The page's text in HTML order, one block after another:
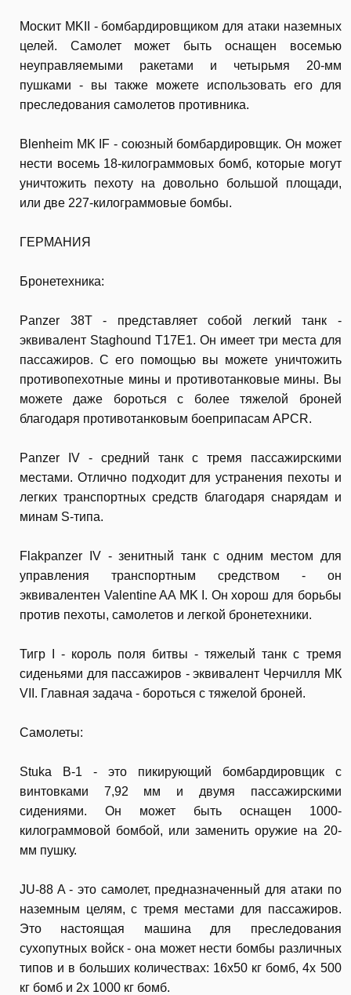
Москит MKII - бомбардировщиком для атаки наземных
целей. Самолет может быть оснащен восемью
неуправляемыми ракетами и четырьмя 20-мм
пушками - вы также можете использовать его для
преследования самолетов противника.
Blenheim MK IF - союзный бомбардировщик. Он может
нести восемь 18-килограммовых бомб, которые могут
уничтожить пехоту на довольно большой площади,
или две 227-килограммовые бомбы.
ГЕРМАНИЯ
Бронетехника:
Panzer 38T - представляет собой легкий танк -
эквивалент Staghound T17E1. Он имеет три места для
пассажиров. С его помощью вы можете уничтожить
противопехотные мины и противотанковые мины. Вы
можете даже бороться с более тяжелой броней
благодаря противотанковым боеприпасам APCR.
Panzer IV - средний танк с тремя пассажирскими
местами. Отлично подходит для устранения пехоты и
легких транспортных средств благодаря снарядам и
минам S-типа.
Flakpanzer IV - зенитный танк с одним местом для
управления транспортным средством - он
эквивалентен Valentine AA MK I. Он хорош для борьбы
против пехоты, самолетов и легкой бронетехники.
Тигр I - король поля битвы - тяжелый танк с тремя
сиденьями для пассажиров - эквивалент Черчилля МК
VII. Главная задача - бороться с тяжелой броней.
Самолеты:
Stuka B-1 - это пикирующий бомбардировщик с
винтовками 7,92 мм и двумя пассажирскими
сидениями. Он может быть оснащен 1000-
килограммовой бомбой, или заменить оружие на 20-
мм пушку.
JU-88 A - это самолет, предназначенный для атаки по
наземным целям, с тремя местами для пассажиров.
Это настоящая машина для преследования
сухопутных войск - она может нести бомбы различных
типов и в больших количествах: 16x50 кг бомб, 4x 500
кг бомб и 2x 1000 кг бомб.